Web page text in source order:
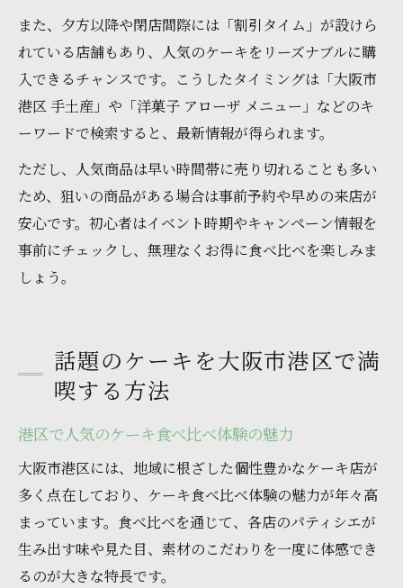
また、夕方以降や閉店間際には「割引タイム」が設けら
れている店舗もあり、人気のケーキをリーズナブルに購
入できるチャンスです。こうしたタイミングは「大阪市
港区 手土産」や「洋菓子 アローザ メニュー」などのキ
ーワードで検索すると、最新情報が得られます。
ただし、人気商品は早い時間帯に売り切れることも多い
ため、狙いの商品がある場合は事前予約や早めの来店が
安心です。初心者はイベント時期やキャンペーン情報を
事前にチェックし、無理なくお得に食べ比べを楽しみま
しょう。
話題のケーキを大阪市港区で満
喫する方法
港区で人気のケーキ食べ比べ体験の魅力
大阪市港区には、地域に根ざした個性豊かなケーキ店が
多く点在しており、ケーキ食べ比べ体験の魅力が年々高
まっています。食べ比べを通じて、各店のパティシエが
生み出す味や見た目、素材のこだわりを一度に体感でき
るのが大きな特長です。